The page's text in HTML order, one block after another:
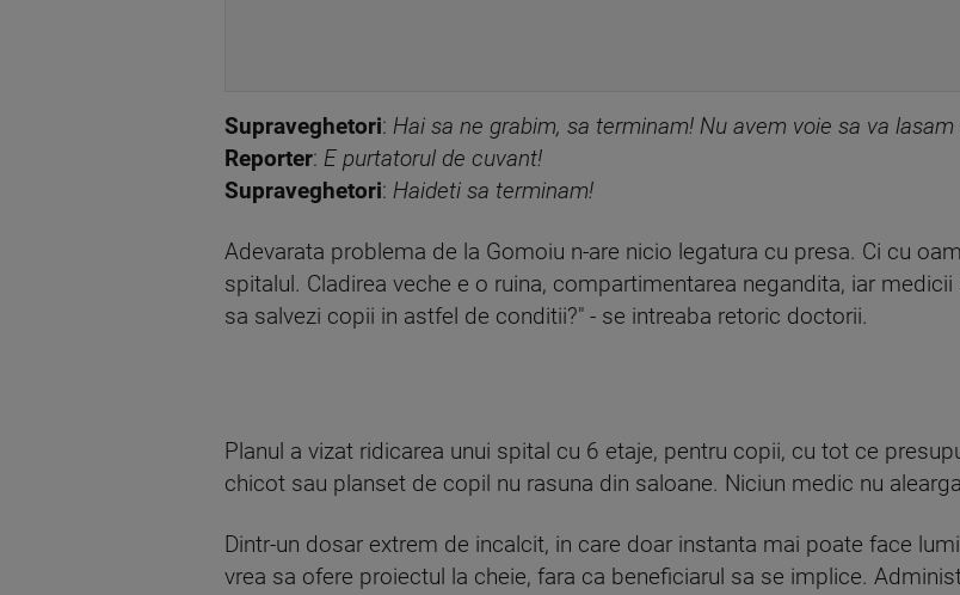
Supraveghetori: Hai sa ne grabim, sa terminam! Nu avem voie sa va lasam
Reporter: E purtatorul de cuvant!
Supraveghetori: Haideti sa terminam!
Adevarata problema de la Gomoiu n-are nicio legatura cu presa. Ci cu
spitalul. Cladirea veche e o ruina, compartimentarea negandita, iar
sa salvezi copii in astfel de conditii?" - se intreaba retoric doctorii.
Planul a vizat ridicarea unui spital cu 6 etaje, pentru copii, cu tot ce
chicot sau planset de copil nu rasuna din saloane. Niciun medic nu
Dintr-un dosar extrem de incalcit, in care doar instanta mai poate face
vrea sa ofere proiectul la cheie, fara ca beneficiarul sa se implice.